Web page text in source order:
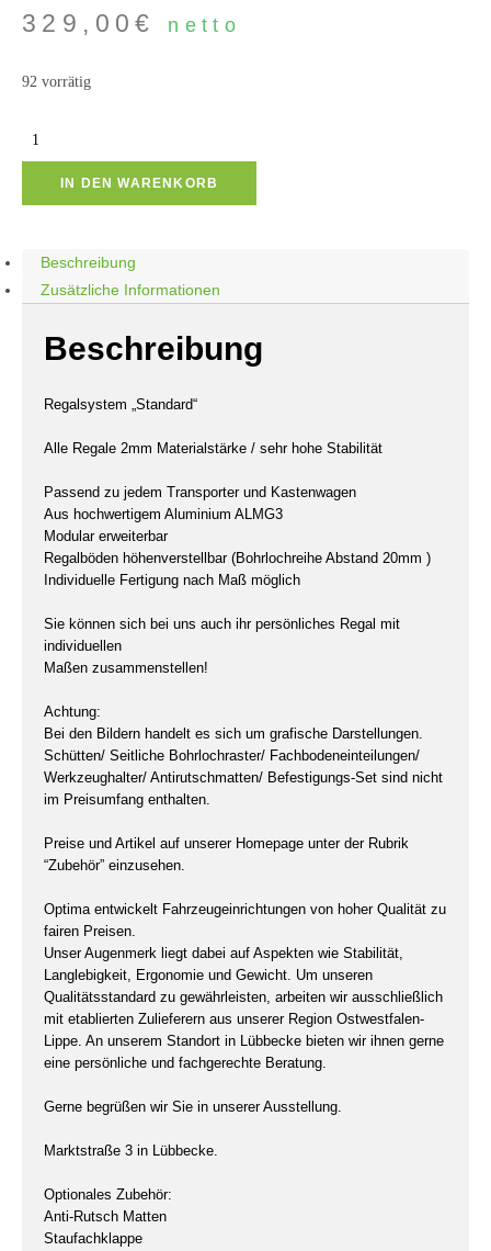
329,00€ netto
92 vorrätig
Regalsystem
"Standard"
Höhe:
1000
450mm
IN DEN WARENKORB
Beschreibung
Zusätzliche Informationen
Beschreibung
Regalsystem „Standard“
Alle Regale 2mm Materialstärke / sehr hohe Stabilität
Passend zu jedem Transporter und Kastenwagen
Aus hochwertigem Aluminium ALMG3
Modular erweiterbar
Regalböden höhenverstellbar (Bohrlochreihe Abstand 20mm )
Individuelle Fertigung nach Maß möglich
Sie können sich bei uns auch ihr persönliches Regal mit
individuellen
Maßen zusammenstellen!
Achtung:
Bei den Bildern handelt es sich um grafische Darstellungen.
Schütten/ Seitliche Bohrlochraster/ Fachbodeneinteilungen/
Werkzeughalter/ Antirutschmatten/ Befestigungs-Set sind nicht
im Preisumfang enthalten.
Preise und Artikel auf unserer Homepage unter der Rubrik
“Zubehör” einzusehen.
Optima entwickelt Fahrzeugeinrichtungen von hoher Qualität zu
fairen Preisen.
Unser Augenmerk liegt dabei auf Aspekten wie Stabilität,
Langlebigkeit, Ergonomie und Gewicht. Um unseren
Qualitätsstandard zu gewährleisten, arbeiten wir ausschließlich
mit etablierten Zulieferern aus unserer Region Ostwestfalen-
Lippe. An unserem Standort in Lübbecke bieten wir ihnen gerne
eine persönliche und fachgerechte Beratung.
Gerne begrüßen wir Sie in unserer Ausstellung.
Marktstraße 3 in Lübbecke.
Optionales Zubehör:
Anti-Rutsch Matten
Staufachklappe